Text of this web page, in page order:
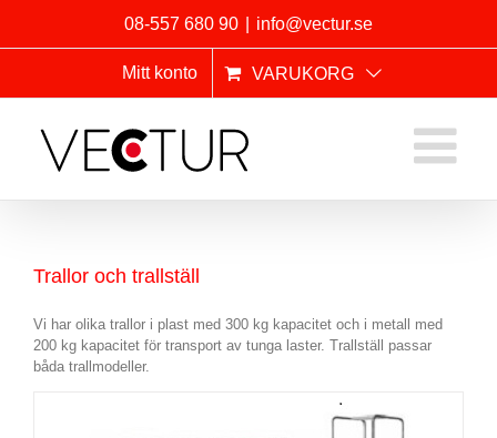
innehållet
08-557 680 90 info@vectur.se
Mitt konto VARUKORG
Trallor och trallställ
Vi har olika trallor i plast med 300 kg kapacitet och i metall med
200 kg kapacitet för transport av tunga laster. Trallställ passar
båda trallmodeller.